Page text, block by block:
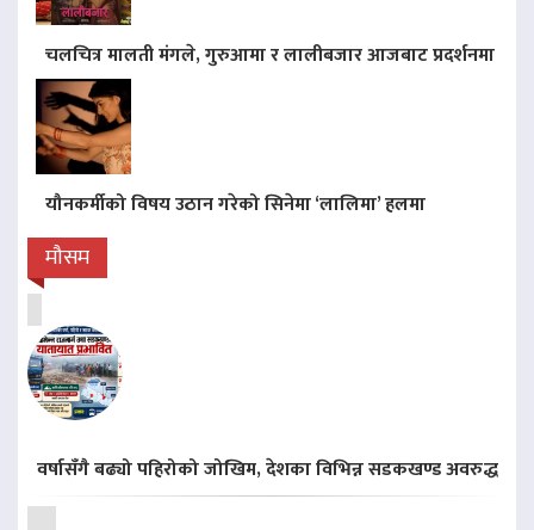
चलचित्र मालती मंगले, गुरुआमा र लालीबजार आजबाट प्रदर्शनमा
यौनकर्मीको विषय उठान गरेको सिनेमा ‘लालिमा’ हलमा
मौसम
वर्षासँगै बढ्यो पहिरोको जोखिम, देशका विभिन्न सडकखण्ड अवरुद्ध